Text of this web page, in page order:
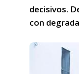
decisivos.
con